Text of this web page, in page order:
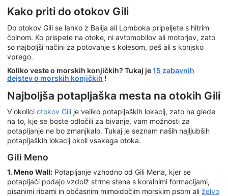
Kako priti do otokov Gili
Do otokov Gili se lahko z Balija ali Lomboka pripeljete s hitrim
čolnom. Ko prispete na otoke, ni avtomobilov ali motorjev, zato
so najboljši načini za potovanje s kolesom, peš ali s konjsko
vprego.
Koliko veste o morskih konjičkih? Tukaj je15 zabavnih
dejstev o morskih konjičkih !
Najboljša potapljaška mesta na otokih Gili
V okolici otokov Gili je veliko potapljaških lokacij, zato ne glede
na to, kje se boste odločili za bivanje, vam možnosti za
potapljanje ne bo zmanjkalo. Tukaj je seznam naših najljubših
potapljaških lokacij okoli vsakega otoka.
Gili Meno
1. Meno Wall: Potapljanje vzhodno od Gili Mena, kjer se
potapljači podajo vzdolž strme stene s koralnimi formacijami,
pisanimi ribami in občasnim mimoidočim morskim psom ali želvo